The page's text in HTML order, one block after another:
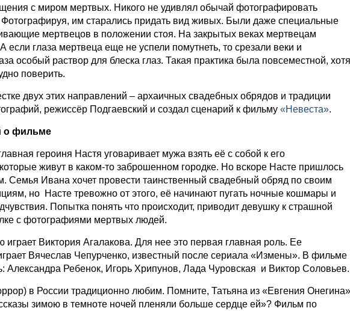
с миром мертвых. Никого не удивлял обычай фотографировать
им старались придать вид живых. Были даже специальные
мертвецов в положении стоя. На закрытых веках мертвецам
если глаза мертвеца еще не успели помутнеть, то срезали веки и
особый раствор для блеска глаз. Такая практика была повсеместной, хотя
поверить.
двух этих направлений – архаичных свадебных обрядов и традиции
режиссёр Подгаевский и создал сценарий к фильму «Невеста».
о фильме
героиня Настя уговаривает мужа взять её с собой к его
живут в каком-то заброшенном городке. Но вскоре Насте пришлось
Семья Ивана хочет провести таинственный свадебный обряд по своим
но Насте тревожно от этого, её начинают пугать ночные кошмары и
Попытка понять что происходит, приводит девушку к страшной
с фотографиями мертвых людей.
играет Виктория Агалакова. Для нее это первая главная роль. Ее
Вячеслав Чепурченко, известный после сериала «Измены». В фильме
Александра Ребенок, Игорь Хрипунов, Лада Чуровская и Виктор Соловьев.
в России традиционно любим. Помните, Татьяна из «Евгения Онегина»
зимою в темноте ночей пленяли больше сердце ей»? Фильм по